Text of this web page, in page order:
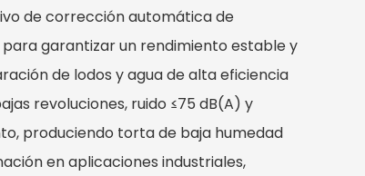
de corrección automática de
garantizar un rendimiento estable y
de lodos y agua de alta eficiencia
revoluciones, ruido ≤75 dB(A) y
produciendo torta de baja humedad
en aplicaciones industriales,